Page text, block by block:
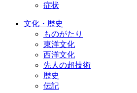
症状
文化・歴史
ものがたり
東洋文化
西洋文化
先人の超技術
歴史
伝記